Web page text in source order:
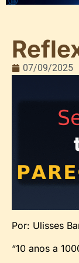
07/09/2025
Por: Ulisses
“10 anos a